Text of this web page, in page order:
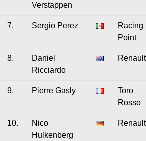
Verstappen
7. Sergio Perez
Racing
Point
8.
Daniel
Ricciardo
Renault
9. Pierre Gasly
Toro
Rosso
10.
Nico
Hulkenberg
Renault